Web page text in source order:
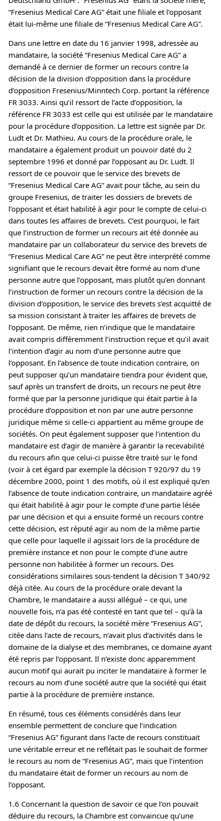
“Fresenius Medical Care AG” était une filiale et l’opposant
était lui-même une filiale de “Fresenius Medical Care AG”.
Dans une lettre en date du 16 janvier 1998, adressée au
mandataire, la société “Fresenius Medical Care AG” a
demandé à ce dernier de former un recours contre la
décision de la division d’opposition dans la procédure
d’opposition Fresenius/Minntech Corp. portant la référence
FR 3033. Ainsi qu’il ressort de l’acte d’opposition, la
référence FR 3033 est celle qui est utilisée par le mandataire
pour la procédure d’opposition. La lettre est signée par Dr.
Ludt et Dr. Mathieu. Au cours de la procédure orale, le
mandataire a également produit un pouvoir daté du 2
septembre 1996 et donné par l’opposant au Dr. Ludt. Il
ressort de ce pouvoir que le service des brevets de
“Fresenius Medical Care AG” avait pour tâche, au sein du
groupe Fresenius, de traiter les dossiers de brevets de
l’opposant et était habilité à agir pour le compte de celui-ci
dans toutes les affaires de brevets. C’est pourquoi, le fait
que l’instruction de former un recours ait été donnée au
mandataire par un collaborateur du service des brevets de
“Fresenius Medical Care AG” ne peut être interprété comme
signifiant que le recours devait être formé au nom d’une
personne autre que l’opposant, mais plutôt qu’en donnant
l’instruction de former un recours contre la décision de la
division d’opposition, le service des brevets s’est acquitté de
sa mission consistant à traiter les affaires de brevets de
l’opposant. De même, rien n’indique que le mandataire
avait compris différemment l’instruction reçue et qu’il avait
l’intention d’agir au nom d’une personne autre que
l’opposant. En l’absence de toute indication contraire, on
peut supposer qu’un mandataire tiendra pour évident que,
sauf après un transfert de droits, un recours ne peut être
formé que par la personne juridique qui était partie à la
procédure d’opposition et non par une autre personne
juridique même si celle-ci appartient au même groupe de
sociétés. On peut également supposer que l’intention du
mandataire est d’agir de manière à garantir la recevabilité
du recours afin que celui-ci puisse être traité sur le fond
(voir à cet égard par exemple la décision T 920/97 du 19
décembre 2000, point 1 des motifs, où il est expliqué qu’en
l’absence de toute indication contraire, un mandataire agréé
qui était habilité à agir pour le compte d’une partie lésée
par une décision et qui a ensuite formé un recours contre
cette décision, est réputé agir au nom de la même partie
que celle pour laquelle il agissait lors de la procédure de
première instance et non pour le compte d’une autre
personne non habilitée à former un recours. Des
considérations similaires sous-tendent la décision T 340/92
déjà citée. Au cours de la procédure orale devant la
Chambre, le mandataire a aussi allégué – ce qui, une
nouvelle fois, n’a pas été contesté en tant que tel – qu’à la
date de dépôt du recours, la société mère “Fresenius AG”,
citée dans l’acte de recours, n’avait plus d’activités dans le
domaine de la dialyse et des membranes, ce domaine ayant
été repris par l’opposant. Il n’existe donc apparemment
aucun motif qui aurait pu inciter le mandataire à former le
recours au nom d’une société autre que la société qui était
partie à la procédure de première instance.
En résumé, tous ces éléments considérés dans leur
ensemble permettent de conclure que l’indication
“Fresenius AG” figurant dans l’acte de recours constituait
une véritable erreur et ne reflétait pas le souhait de former
le recours au nom de “Fresenius AG”, mais que l’intention
du mandataire était de former un recours au nom de
l’opposant.
1.6 Concernant la question de savoir ce que l’on pouvait
déduire du recours, la Chambre est convaincue qu’une